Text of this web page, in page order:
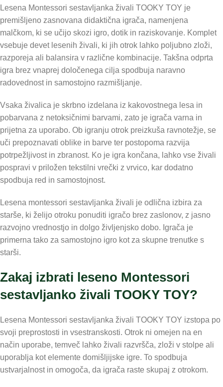
Lesena Montessori sestavljanka živali TOOKY TOY je
premišljeno zasnovana didaktična igrača, namenjena
malčkom, ki se učijo skozi igro, dotik in raziskovanje. Komplet
vsebuje devet lesenih živali, ki jih otrok lahko poljubno zloži,
razporeja ali balansira v različne kombinacije. Takšna odprta
igra brez vnaprej določenega cilja spodbuja naravno
radovednost in samostojno razmišljanje.
Vsaka živalica je skrbno izdelana iz kakovostnega lesa in
pobarvana z netoksičnimi barvami, zato je igrača varna in
prijetna za uporabo. Ob igranju otrok preizkuša ravnotežje, se
uči prepoznavati oblike in barve ter postopoma razvija
potrpežljivost in zbranost. Ko je igra končana, lahko vse živali
pospravi v priložen tekstilni vrečki z vrvico, kar dodatno
spodbuja red in samostojnost.
Lesena montessori sestavljanka živali je odlična izbira za
starše, ki želijo otroku ponuditi igračo brez zaslonov, z jasno
razvojno vrednostjo in dolgo življenjsko dobo. Igrača je
primerna tako za samostojno igro kot za skupne trenutke s
starši.
Zakaj izbrati leseno Montessori
sestavljanko živali TOOKY TOY?
Lesena Montessori sestavljanka živali TOOKY TOY izstopa po
svoji preprostosti in vsestranskosti. Otrok ni omejen na en
način uporabe, temveč lahko živali razvršča, zloži v stolpe ali
uporablja kot elemente domišljijske igre. To spodbuja
ustvarjalnost in omogoča, da igrača raste skupaj z otrokom.